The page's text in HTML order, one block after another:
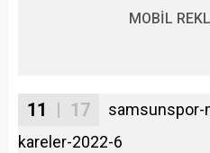
MOBİL
11 | 17
samsunspor-
kareler-2022-6